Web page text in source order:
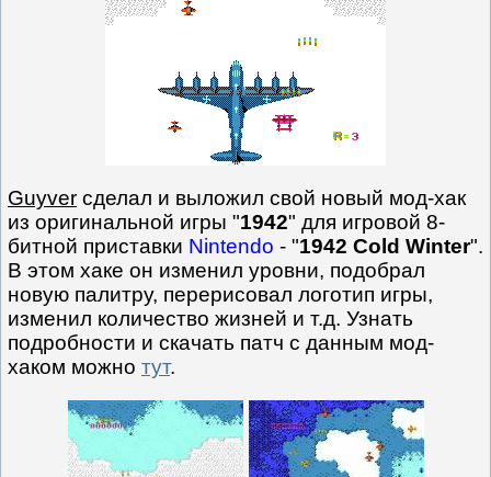
Guyver сделал и выложил свой новый мод-хак
из оригинальной игры "1942" для игровой 8-
битной приставки Nintendo - "1942 Cold Winter".
В этом хаке он изменил уровни, подобрал
новую палитру, перерисовал логотип игры,
изменил количество жизней и т.д. Узнать
подробности и скачать патч с данным мод-
хаком можно тут.